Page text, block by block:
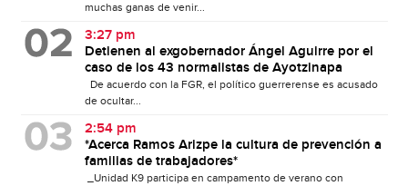
muchas ganas de venir...
3:27 pm
Detienen al exgobernador Ángel Aguirre por el
caso de los 43 normalistas de Ayotzinapa
De acuerdo con la FGR, el político guerrerense es acusado
de ocultar...
2:54 pm
*Acerca Ramos Arizpe la cultura de prevención a
familias de trabajadores*
_Unidad K9 participa en campamento de verano con